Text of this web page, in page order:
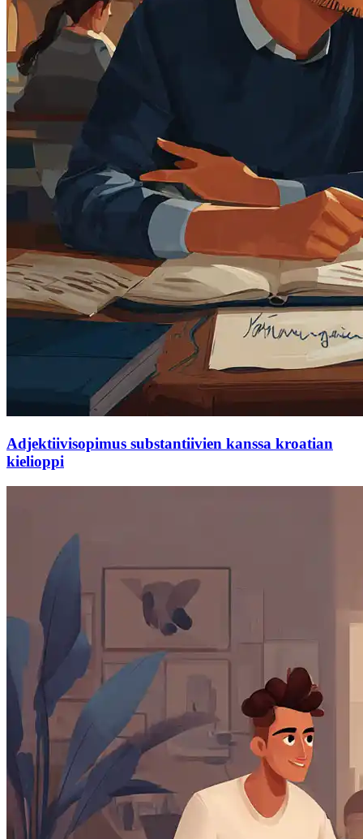
Adjektiivisopimus substantiivien kanssa kroatian
kielioppi